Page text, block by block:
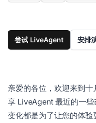
尝试 LiveAgent 安排
亲爱的各位，欢迎来到
享 LiveAgent 最近的一
变化都是为了让您的体